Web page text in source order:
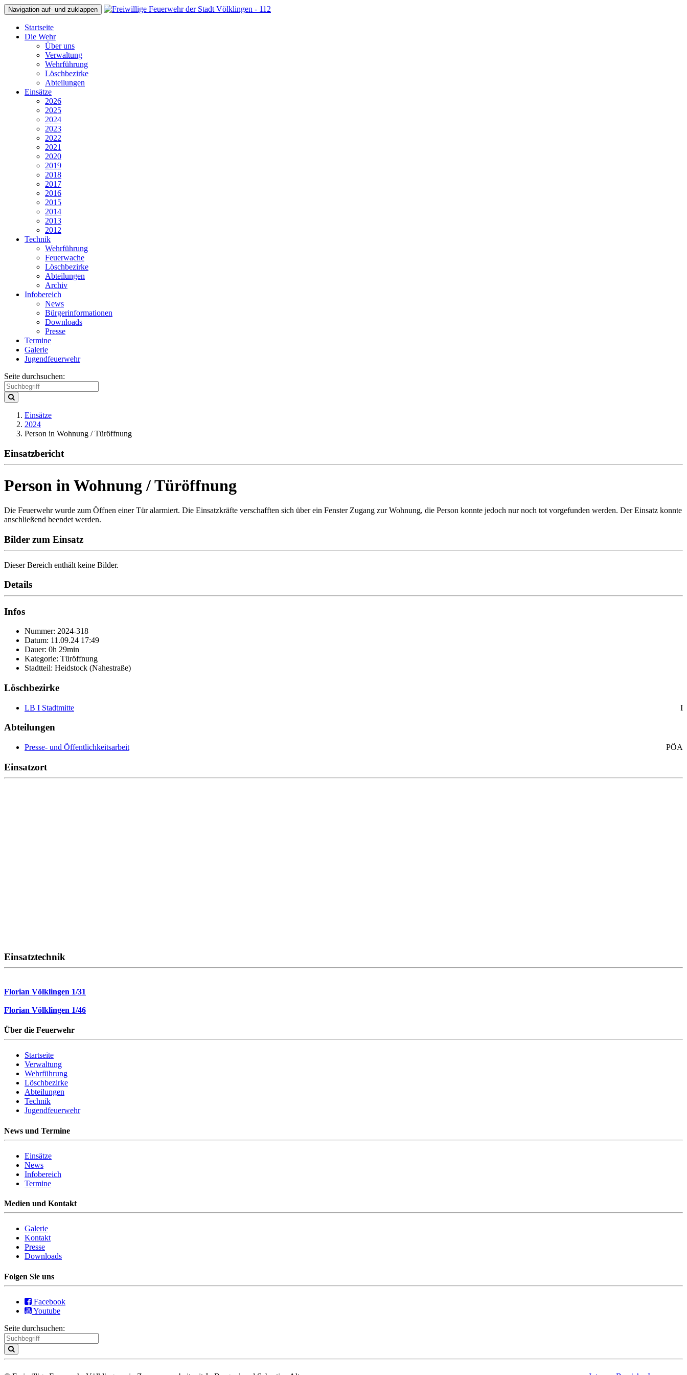
Navigation auf- und zuklappen
Startseite
Die Wehr
Über uns
Verwaltung
Wehrführung
Löschbezirke
Abteilungen
Einsätze
2026
2025
2024
2023
2022
2021
2020
2019
2018
2017
2016
2015
2014
2013
2012
Technik
Wehrführung
Feuerwache
Löschbezirke
Abteilungen
Archiv
Infobereich
News
Bürgerinformationen
Downloads
Presse
Termine
Galerie
Jugendfeuerwehr
Seite durchsuchen:
Einsätze
2024
Person in Wohnung / Türöffnung
Einsatzbericht
Person in Wohnung / Türöffnung
Die Feuerwehr wurde zum Öffnen einer Tür alarmiert. Die Einsatzkräfte verschafften sich über ein Fenster Zugang zur Wohnung, die Person konnte jedoch nur noch tot vorgefunden werden. Der Einsatz konnte
anschließend beendet werden.
Bilder zum Einsatz
Dieser Bereich enthält keine Bilder.
Details
Infos
Nummer: 2024-318
Datum: 11.09.24 17:49
Dauer: 0h 29min
Kategorie: Türöffnung
Stadtteil: Heidstock (Nahestraße)
Löschbezirke
LB I Stadtmitte I
Abteilungen
Presse- und Öffentlichkeitsarbeit PÖA
Einsatzort
Einsatztechnik
Florian Völklingen 1/31
Florian Völklingen 1/46
Über die Feuerwehr
Startseite
Verwaltung
Wehrführung
Löschbezirke
Abteilungen
Technik
Jugendfeuerwehr
News und Termine
Einsätze
News
Infobereich
Termine
Medien und Kontakt
Galerie
Kontakt
Presse
Downloads
Folgen Sie uns
Facebook
Youtube
Seite durchsuchen: